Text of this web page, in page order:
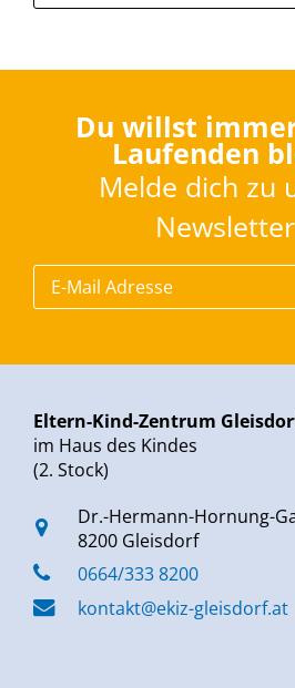
Du willst
Laufenden
Melde dich zu
Eltern-Kind-Zentrum
im Haus des Kindes
(2. Stock)
Dr.-Hermann-Hornung-
8200 Gleisdorf
0664/333 8200
kontakt@ekiz-gleisdorf.at